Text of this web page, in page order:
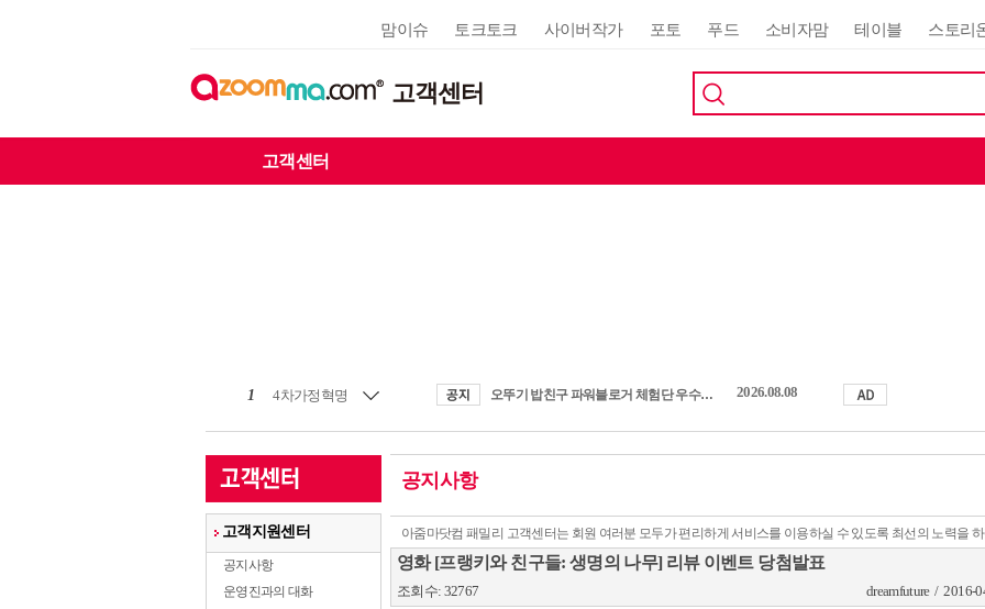
맘이슈 토크토크 사이버작가 포토 푸드 소비자맘 테이블 스토리
고객센터
고객센터
1 4차가정혁명 오뚜기 밥친구 파워블로거 체험단 우수활동자 발표 2026.08.08
고객지원센터
공지사항
운영진과의 대화
공지사항
아줌마닷컴 패밀리 고객센터는 회원 여러분 모두가 편리하게 서비스를 이용하실 수 있도록 최선의 노력을
영화 [프랭키와 친구들: 생명의 나무] 리뷰 이벤트 당첨발표
조회수: 32767 dreamfuture / 2016-